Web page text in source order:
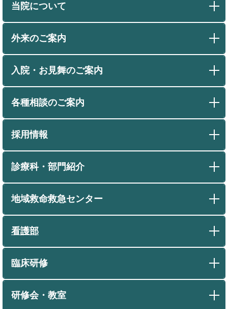
当院について
外来のご案内
入院・お見舞のご案内
各種相談のご案内
採用情報
診療科・部門紹介
地域救命救急センター
看護部
臨床研修
研修会・教室